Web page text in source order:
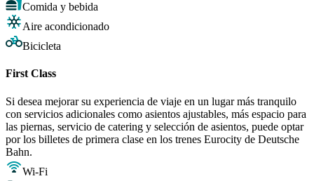
Comida y bebida
Aire acondicionado
Bicicleta
First Class
Si desea mejorar su experiencia de viaje en un lugar más tranquilo
con servicios adicionales como asientos ajustables, más espacio para
las piernas, servicio de catering y selección de asientos, puede optar
por los billetes de primera clase en los trenes Eurocity de Deutsche
Bahn.
Wi-Fi